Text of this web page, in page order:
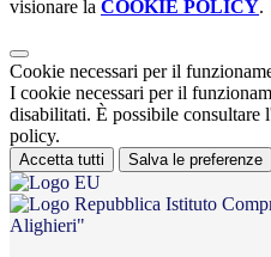
visionare la COOKIE POLICY.
Cookie necessari per il
I cookie necessari per il
disabilitati. È possibile consultare
policy.
Accetta tutti Salva le preferenze
Istituto
Alighieri"